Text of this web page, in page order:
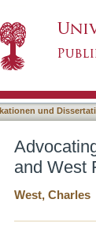
und
and West
West, Charles